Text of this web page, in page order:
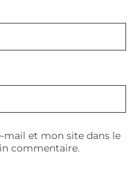
et mon site dans le
commentaire.